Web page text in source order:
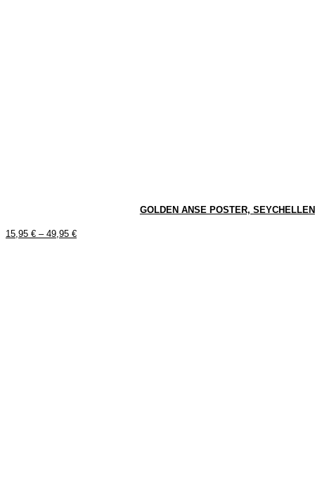
GOLDEN ANSE POSTER, SEYCHELLEN
15,95 € – 49,95 €